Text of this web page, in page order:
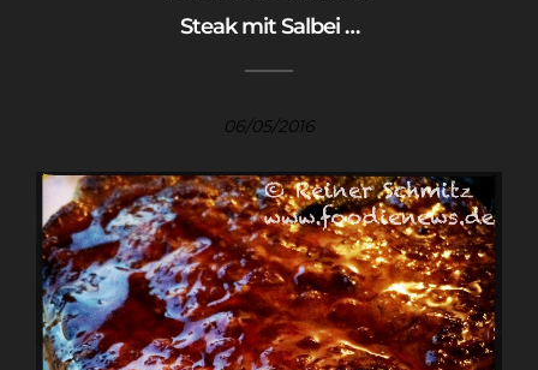
Steak mit Salbei …
06/05/2016